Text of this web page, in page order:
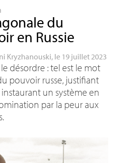
du
en Russie
Kryzhanouski, le 19 juillet 2023
désordre : tel est le mot
pouvoir russe, justifiant
un système en
par la peur aux